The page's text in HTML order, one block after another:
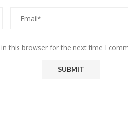
this browser for the next time I